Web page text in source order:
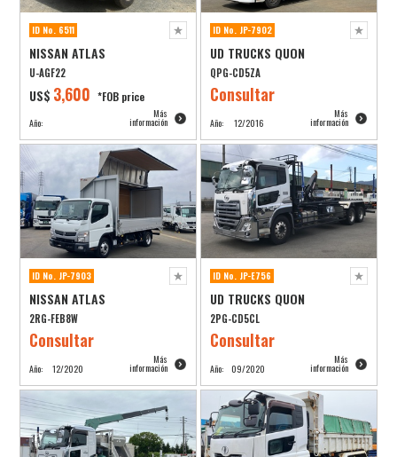
ID No. 6511
NISSAN ATLAS
U-AGF22
US$ 3,600 *FOB price
Año:
Más
información
ID No. JP-7902
UD TRUCKS QUON
QPG-CD5ZA
Consultar
Año: 12/2016
Más
información
ID No. JP-7903
NISSAN ATLAS
2RG-FEB8W
Consultar
Año: 12/2020
Más
información
ID No. JP-E756
UD TRUCKS QUON
2PG-CD5CL
Consultar
Año: 09/2020
Más
información